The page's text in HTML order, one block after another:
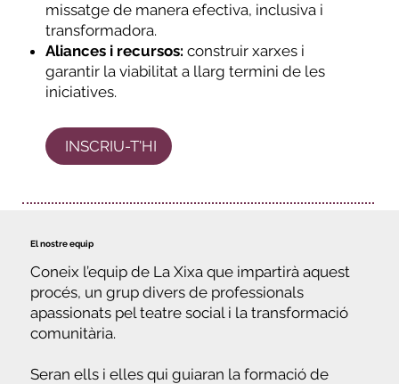
missatge de manera efectiva, inclusiva i
transformadora.
Aliances i recursos: construir xarxes i
garantir la viabilitat a llarg termini de les
iniciatives.
INSCRIU-T'HI
El nostre equip
Coneix l’equip de La Xixa que impartirà aquest
procés, un grup divers de professionals
apassionats pel teatre social i la transformació
comunitària.
Seran ells i elles qui guiaran la formació de